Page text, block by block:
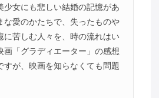
少女にも悲しい結婚の記憶があ
な愛のかたちで、失ったものや
に苦しむ人々を、時の流れはい
画「グラディエーター」の感想
すが、映画を知らなくても問題